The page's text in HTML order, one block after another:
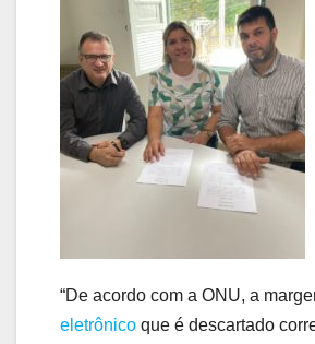
“De acordo com a ONU, a
eletrônico que é descartado